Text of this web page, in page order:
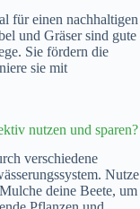
für einen nachhaltigen
und Gräser sind gute
Sie fördern die
sie mit
nutzen und sparen?
verschiedene
Nutze
deine Beete, um